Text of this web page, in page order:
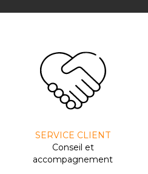
SERVICE CLIENT
Conseil et
accompagnement